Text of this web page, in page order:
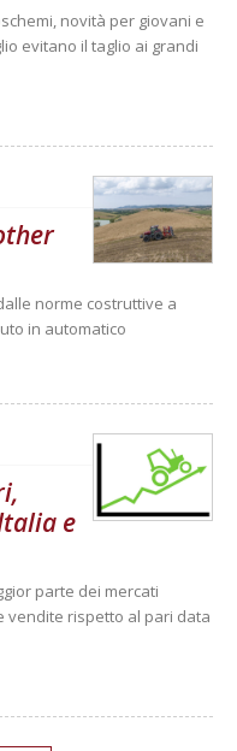
novità per giovani e
evitano il taglio ai grandi
norme costruttive a
in automatico
e
parte dei mercati
vendite rispetto al pari data